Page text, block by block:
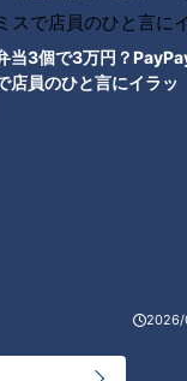
当3個で3万円？
店員のひと言にイラッ
2026/
木工』。昨年から